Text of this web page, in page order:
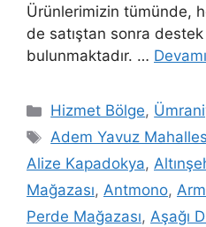
Ürünlerimizin tümünde,
de satıştan sonra
bulunmaktadır. …
Hizmet Bölge,
Adem Yavuz
Alize Kapadokya,
Mağazası, Antmono,
Perde Mağazası, Aşağı